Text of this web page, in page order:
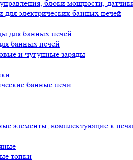
блоки мощности,
для электрических банных печей
для банных печей
банных печей
и чугунные заряды
банные печи
элементы, комплектующие к
топки